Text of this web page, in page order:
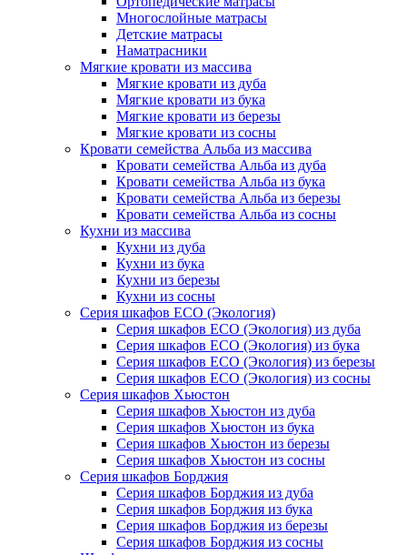
Многослойные матрасы
Детские матрасы
Наматрасники
Мягкие кровати из массива
Мягкие кровати из дуба
Мягкие кровати из бука
Мягкие кровати из березы
Мягкие кровати из сосны
Кровати семейства Альба из массива
Кровати семейства Альба из дуба
Кровати семейства Альба из бука
Кровати семейства Альба из березы
Кровати семейства Альба из сосны
Кухни из массива
Кухни из дуба
Кухни из бука
Кухни из березы
Кухни из сосны
Серия шкафов ECO (Экология)
Серия шкафов ECO (Экология) из дуба
Серия шкафов ECO (Экология) из бука
Серия шкафов ECO (Экология) из березы
Серия шкафов ECO (Экология) из сосны
Серия шкафов Хьюстон
Серия шкафов Хьюстон из дуба
Серия шкафов Хьюстон из бука
Серия шкафов Хьюстон из березы
Серия шкафов Хьюстон из сосны
Серия шкафов Борджия
Серия шкафов Борджия из дуба
Серия шкафов Борджия из бука
Серия шкафов Борджия из березы
Серия шкафов Борджия из сосны